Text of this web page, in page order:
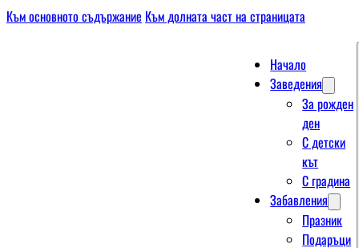
Към основното съдържание Към долната част на страницата
Начало
Заведения
За рожден
ден
С детски
кът
С градина
Забавления
Празник
Подаръци